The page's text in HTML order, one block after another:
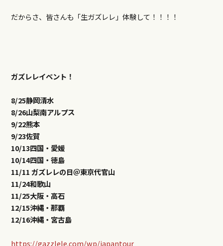
だからさ、皆さんも「生ガズレレ」体験して！！！！
ガズレレイベント！
8/25静岡清水
8/26山梨南アルプス
9/22熊本
9/23佐賀
10/13四国・愛媛
10/14四国・徳島
11/11 ガズレレの日＠東京代官山
11/24和歌山
11/25大阪・高石
12/15沖縄・那覇
12/16沖縄・宮古島
https://gazzlele.com/wp/japantour